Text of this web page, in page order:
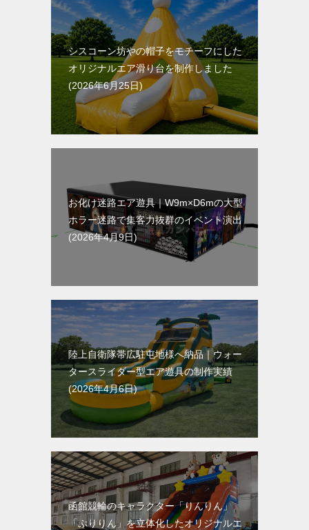
シスコーン坊やの帽子をモチーフにした
オリジナルエア滑り台を制作しました
2026年6月25日
お化け迷路エア遊具｜W9m×D6mの大型
ホラー迷路で集客力抜群のイベント演出
2026年4月9日
陸上自衛隊帯広駐屯地様へ納品｜ウォー
タースライダー型エア遊具の制作実績
2026年4月6日
函館競輪のキャラクター「りんりん」
「ぷりりん」を立体化したオリジナルエ